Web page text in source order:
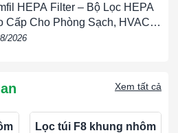
Roll-O-Maticcũng như hầu hết
cạnh tranh khác.
HEPA Filter – Bộ Lọc HEPA
Cấp Cho Phòng Sạch, HVAC,
& Nhà Máy
2026
Xem tất cả
Lọc túi F8 khung nhôm